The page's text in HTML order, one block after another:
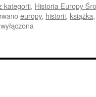
kategorii, Historia Europy
europy, historii, książka